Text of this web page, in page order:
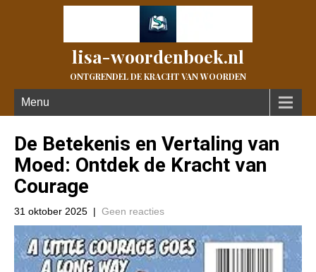
lisa-woordenboek.nl
ONTGRENDEL DE KRACHT VAN WOORDEN
Menu
De Betekenis en Vertaling van
Moed: Ontdek de Kracht van
Courage
31 oktober 2025 | Geen reacties